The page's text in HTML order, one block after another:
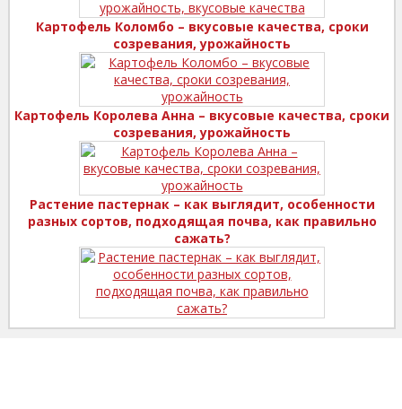
Картофель Коломбо – вкусовые качества, сроки
созревания, урожайность
Картофель Королева Анна – вкусовые качества, сроки
созревания, урожайность
Растение пастернак – как выглядит, особенности
разных сортов, подходящая почва, как правильно
сажать?